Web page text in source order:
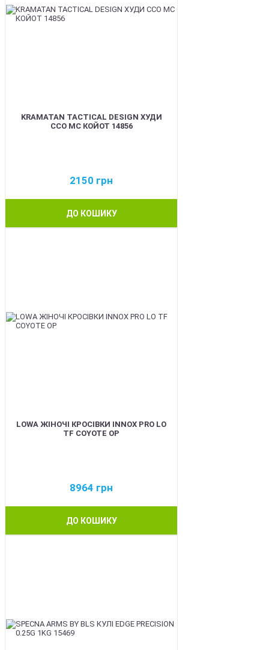
KRAMATAN TACTICAL DESIGN ХУДИ
ССО МС КОЙОТ 14856
2150 грн
ДО КОШИКУ
LOWA ЖІНОЧІ КРОСІВКИ INNOX PRO LO
TF COYOTE OP
8964 грн
ДО КОШИКУ